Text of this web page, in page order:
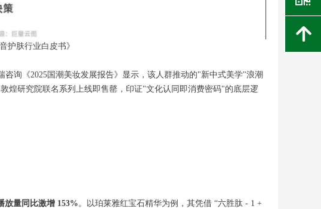
护肤行业白皮书》
咨询《2025国潮美妆发展报告》显示，该人群推动的"新中式美学"浪潮
煌研究院联名系列上线即售罄，印证"文化认同即消费密码"的底层逻
放量同比激增 153% 。以珀莱雅红宝石精华为例，其凭借 “六胜肽 - 1 +
녕